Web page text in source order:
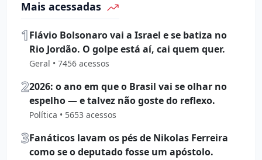
Mais acessadas
1Flávio Bolsonaro vai a Israel e se batiza no
Rio Jordão. O golpe está aí, cai quem quer.
Geral • 7456 acessos
22026: o ano em que o Brasil vai se olhar no
espelho — e talvez não goste do reflexo.
Política • 5653 acessos
3Fanáticos lavam os pés de Nikolas Ferreira
como se o deputado fosse um apóstolo.